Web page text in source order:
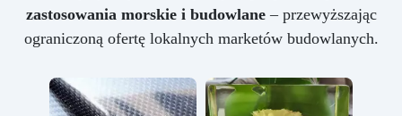
zastosowania morskie i budowlane– przewyższając
ograniczoną ofertę lokalnych marketów budowlanych.